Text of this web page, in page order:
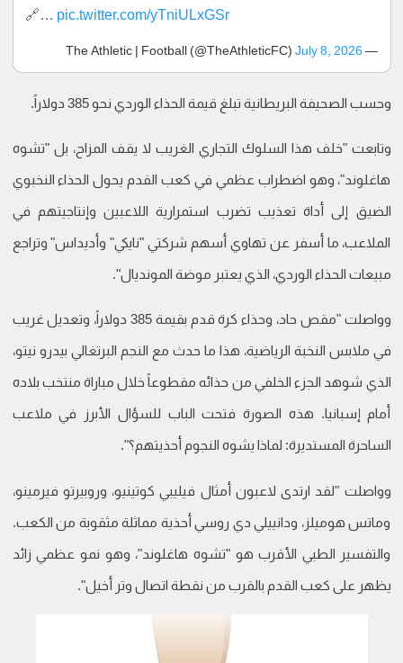
🔗… pic.twitter.com/yTniULxGSr
— The Athletic | Football (@TheAthleticFC)
July 8, 2026
وحسب الصحيفة البريطانية تبلغ قيمة الحذاء الوردي نحو 385 دولاراً.
وتابعت "خلف هذا السلوك التجاري الغريب لا يقف المزاح، بل "تشوه
هاغلوند"، وهو اضطراب عظمي في كعب القدم يحول الحذاء النخبوي
الضيق إلى أداة تعذيب تضرب استمرارية اللاعبين وإنتاجيتهم في
الملاعب، ما أسفر عن تهاوي أسهم شركتي "نايكي" وأديداس" وتراجع
مبيعات الحذاء الوردي، الذي يعتبر موضة المونديال".
وواصلت "مقص حاد، وحذاء كرة قدم بقيمة 385 دولاراً، وتعديل غريب
في ملابس النخبة الرياضية، هذا ما حدث مع النجم البرتغالي بيدرو نيتو،
الذي شوهد الجزء الخلفي من حذائه مقطوعاً خلال مباراة منتخب بلاده
أمام إسبانيا. هذه الصورة فتحت الباب للسؤال الأبرز في ملاعب
الساحرة المستديرة: لماذا يشوه النجوم أحذيتهم؟".
وواصلت "لقد ارتدى لاعبون أمثال فيليبي كوتينيو، وروبيرتو فيرمينو،
وماتس هوميلز، ودانييلي دي روسي أحذية مماثلة مثقوبة من الكعب.
والتفسير الطبي الأقرب هو "تشوه هاغلوند"، وهو نمو عظمي زائد
يظهر على كعب القدم بالقرب من نقطة اتصال وتر أخيل".